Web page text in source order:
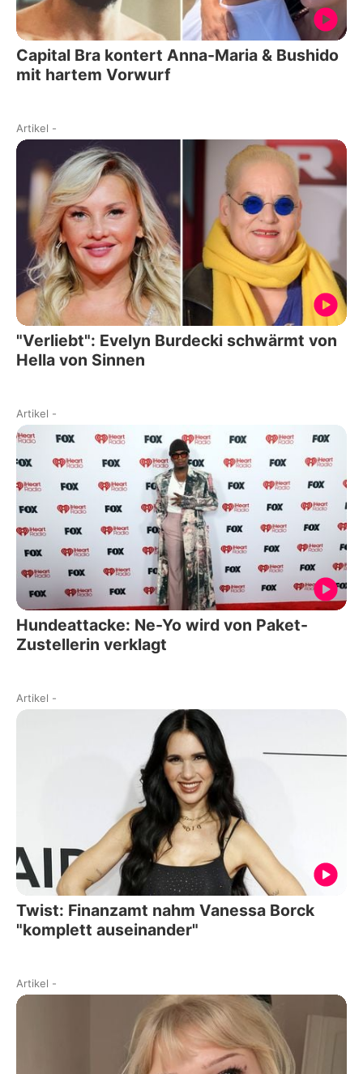
Capital Bra kontert Anna-Maria & Bushido
mit hartem Vorwurf
Artikel -
"Verliebt": Evelyn Burdecki schwärmt von
Hella von Sinnen
Artikel -
Hundeattacke: Ne-Yo wird von Paket-
Zustellerin verklagt
Artikel -
Twist: Finanzamt nahm Vanessa Borck
"komplett auseinander"
Artikel -